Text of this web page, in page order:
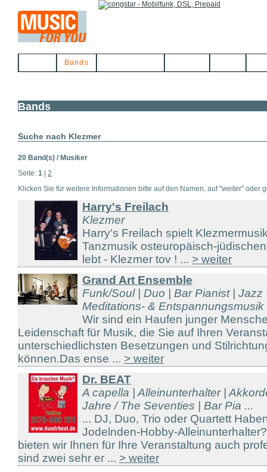
Bands
Bands
Suche nach Klezmer
20 Band(s) / Musiker
Seite: 1
2
Klicken Sie für weitere Informationen bitte auf den Namen, auf "weiter" oder
Harry's Freilach
Klezmer
Harry's Freilach spielt
Tanzmusik osteuropäisch-
lebt - Klezmer tov ! ... > weiter
Grand Art Ensemble
Funk/Soul | Duo | Bar Pianist | Jazz
Meditations- & Entspannungsmusik
Wir sind ein Haufen junger
Leidenschaft für Musik, die Sie auf Ihren
unterschiedlichsten Besetzungen und
können.Das ense ... > weiter
Dr. BEAT
A capella | Alleinunterhalter |
Jahre / The Seventies | Bar Pia ...
... DJ, Duo, Trio oder Quartett
Jodelnden-Hobby-
bieten wir Ihnen für Ihre Veranstaltung auch
sind zwei sehr er ... > weiter